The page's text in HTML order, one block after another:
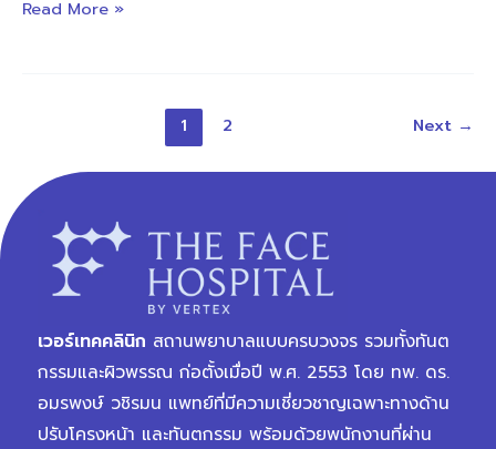
Read More »
1 2 Next →
เวอร์เทคคลินิก สถานพยาบาลแบบครบวงจร รวมทั้งทันต
กรรมและผิวพรรณ ก่อตั้งเมื่อปี พ.ศ. 2553 โดย ทพ. ดร.
อมรพงษ์ วชิรมน แพทย์ที่มีความเชี่ยวชาญเฉพาะทางด้าน
ปรับโครงหน้า และทันตกรรม พร้อมด้วยพนักงานที่ผ่าน